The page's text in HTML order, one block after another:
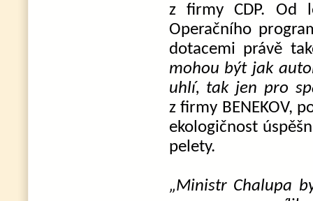
z firmy CDP. Od
Operačního
dotacemi právě
mohou být jak
uhlí, tak jen pro
z firmy BENEKOV,
ekologičnost
pelety.
„Ministr Chalupa